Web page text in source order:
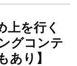
上を行く
グコンテ
あり】